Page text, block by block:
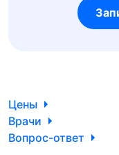
Цены
Врачи
Вопрос-ответ